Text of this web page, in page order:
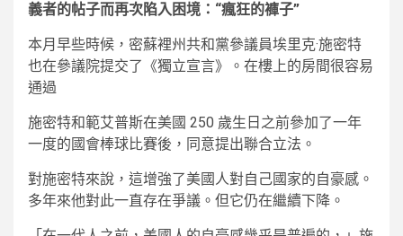
義者的帖子而再次陷入困境：“瘋狂的褲子”
本月早些時候，密蘇裡州共和黨參議員埃里克·施密特
也在參議院提交了《獨立宣言》。在樓上的房間很容易
通過
施密特和範艾普斯在美國 250 歲生日之前參加了一年
一度的國會棒球比賽後，同意提出聯合立法。
對施密特來說，這增強了美國人對自己國家的自豪感。
多年來他對此一直存在爭議。但它仍在繼續下降。